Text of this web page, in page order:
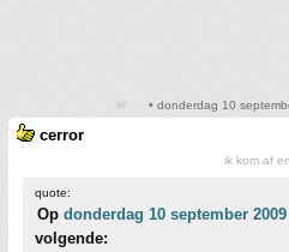
• donderdag 10
cerror
ik kom af
quote:
Op donderdag 10 september 2009
volgende: